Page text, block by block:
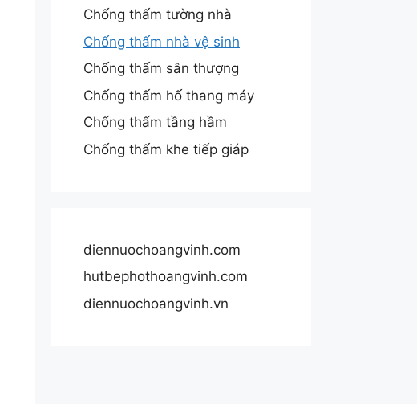
Chống thấm tường nhà
Chống thấm nhà vệ sinh
Chống thấm sân thượng
Chống thấm hố thang máy
Chống thấm tầng hầm
Chống thấm khe tiếp giáp
diennuochoangvinh.com
hutbephothoangvinh.com
diennuochoangvinh.vn